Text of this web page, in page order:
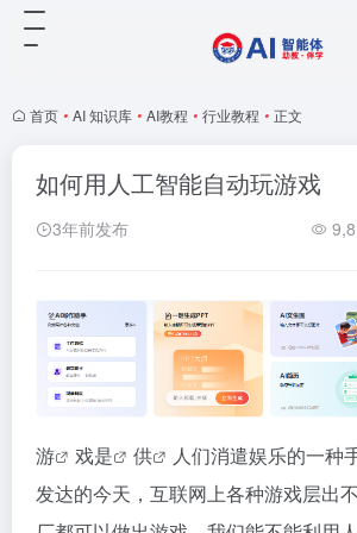
首页 • AI 知识库 • AI教程 • 行业教程 • 正文
如何用人工智能自动玩游戏
3年前发布
游 戏是 供
人们消遣娱乐的一种
发达的今天，互联网上各种游戏层出